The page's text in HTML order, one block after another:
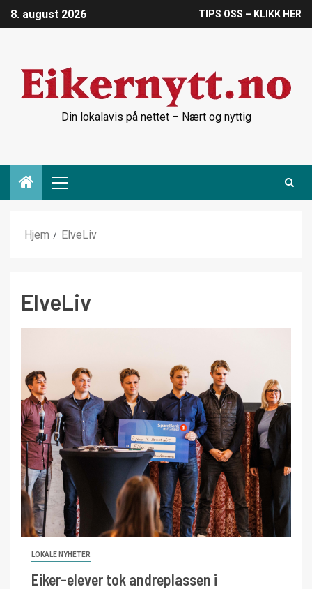
8. august 2026 TIPS OSS – KLIKK HER
Din lokalavis på nettet – Nært og nyttig
Hjem ElveLiv
ElveLiv
LOKALE NYHETER
Eiker-elever tok andreplassen i